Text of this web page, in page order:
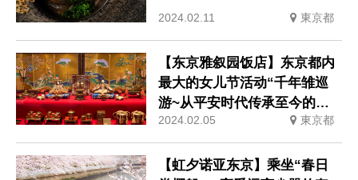
2024.02.11 東京都
【东京雅叙园饭店】东京都内
最大的女儿节活动“千年雏巡
游~从平安时代传承至今的思
想~百段雏祭2024”
2024.02.05 東京都
【虹夕诺亚东京】乘坐“春日